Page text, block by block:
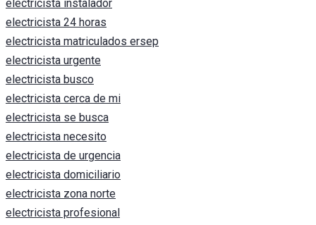
electricista instalador
electricista 24 horas
electricista matriculados ersep
electricista urgente
electricista busco
electricista cerca de mi
electricista se busca
electricista necesito
electricista de urgencia
electricista domiciliario
electricista zona norte
electricista profesional